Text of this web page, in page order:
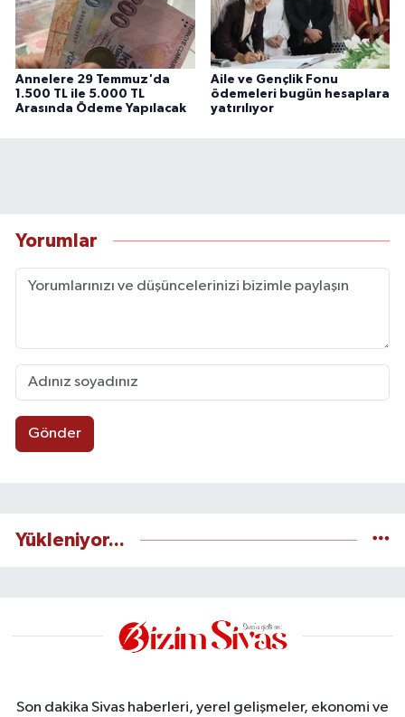
Annelere 29 Temmuz'da
1.500 TL ile 5.000 TL
Arasında Ödeme Yapılacak
Aile ve Gençlik Fonu
ödemeleri bugün hesaplara
yatırılıyor
Yorumlar
Gönder
Yükleniyor...
Son dakika Sivas haberleri, yerel gelişmeler, ekonomi ve